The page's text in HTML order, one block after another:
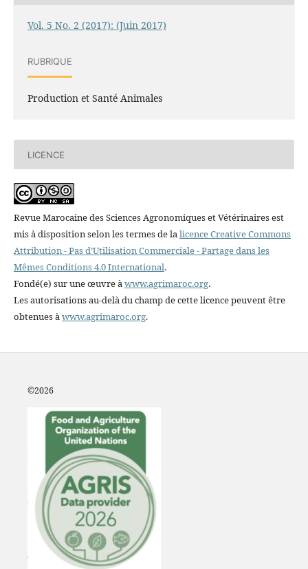
Vol. 5 No. 2 (2017): (Juin 2017)
RUBRIQUE
Production et Santé Animales
LICENCE
Revue Marocaine des Sciences Agronomiques et Vétérinaires est
mis à disposition selon les termes de lalicence Creative Commons
Attribution - Pas d’Utilisation Commerciale - Partage dans les
Mêmes Conditions 4.0 International.
Fondé(e) sur une œuvre àwww.agrimaroc.org.
Les autorisations au-delà du champ de cette licence peuvent être
obtenues àwww.agrimaroc.org.
©2026